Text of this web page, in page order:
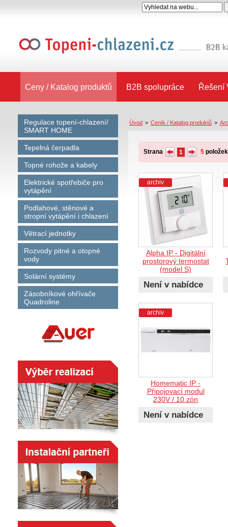
Ceny / Katalog produktů B2B spolupráce Řešení
Regulace topení-chlazení/
SMART HOME
Tepelná čerpadla
Topné rohože a kabely
Elektrické spotřebiče pro
vytápění
Podlahové, stěnové a
stropní vytápění i chlazení
Větrací jednotky
Rozvody pitné a otopné
vody
Solární systémy
Zásobníkové ohřívače
Quadroline
Úvod > Ceník / Katalog produktů >
Strana 1 5
archiv
Alpha IP - Digitální
prostorový termostat
(model S)
Není v nabídce
archiv
Homematic IP -
Připojovací modul
230V / 10 zón
Není v nabídce